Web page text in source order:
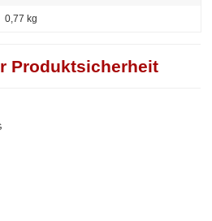
0,77 kg
Produktsicherheit